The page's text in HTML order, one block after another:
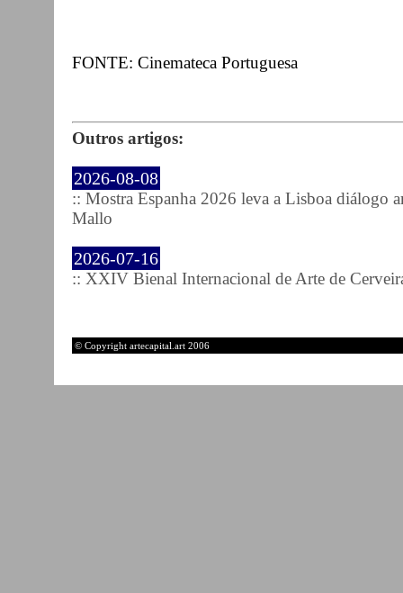
FONTE: Cinemateca Portuguesa
Outros artigos:
2026-08-08
:: Mostra Espanha 2026 leva a Lisboa diálogo
Mallo
2026-07-16
:: XXIV Bienal Internacional de Arte de
© Copyright artecapital.art 2006